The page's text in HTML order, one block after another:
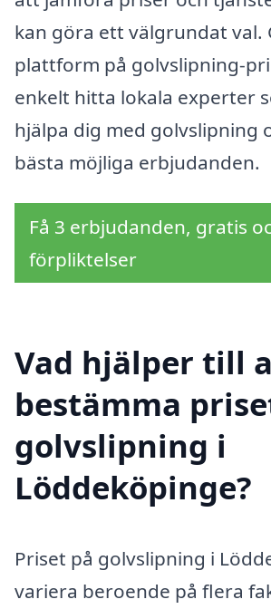
kan göra ett välgrundat val.
plattform på golvslipning-
enkelt hitta lokala experter
hjälpa dig med golvslipning
bästa möjliga erbjudanden.
Få 3 erbjudanden, gratis
förpliktelser
Vad hjälper till
bestämma
golvslipning i
Löddeköpinge?
Priset på golvslipning i
variera beroende på flera